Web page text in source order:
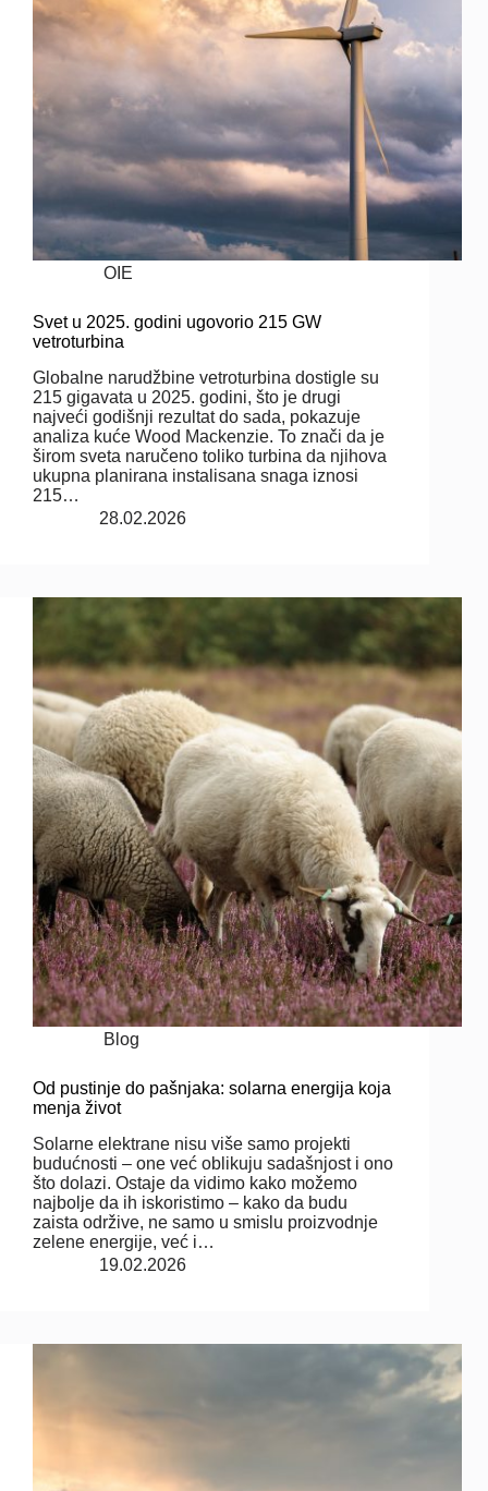
OIE
Svet u 2025. godini ugovorio 215 GW
vetroturbina
Globalne narudžbine vetroturbina dostigle su
215 gigavata u 2025. godini, što je drugi
najveći godišnji rezultat do sada, pokazuje
analiza kuće Wood Mackenzie. To znači da je
širom sveta naručeno toliko turbina da njihova
ukupna planirana instalisana snaga iznosi
215…
28.02.2026
Blog
Od pustinje do pašnjaka: solarna energija koja
menja život
Solarne elektrane nisu više samo projekti
budućnosti – one već oblikuju sadašnjost i ono
što dolazi. Ostaje da vidimo kako možemo
najbolje da ih iskoristimo – kako da budu
zaista održive, ne samo u smislu proizvodnje
zelene energije, već i…
19.02.2026